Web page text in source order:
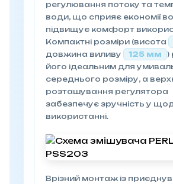
регулювання потоку та
води, що сприяє економії
підвищує комфорт
Компактні розміри (висота
довжина виливу
125 мм
)
його ідеальним для
середнього розміру, а
розташування регулятора
забезпечує зручність у
використанні.
Врізний монтаж із